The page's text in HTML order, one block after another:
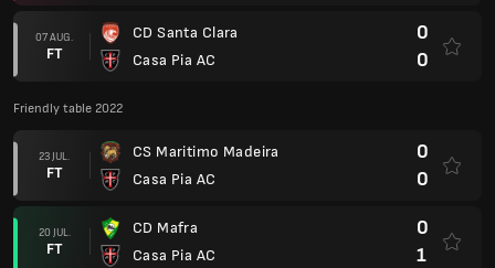
07 AUG.
FT
CD Santa Clara
Casa Pia AC
0
0
Friendly table 2022
23 JUL.
FT
CS Maritimo Madeira
Casa Pia AC
0
0
20 JUL.
FT
CD Mafra
Casa Pia AC
0
1